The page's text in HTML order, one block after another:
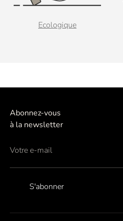
Ecologique
Abonnez-vous
à la newsletter
Votre e-mail
S'abonner